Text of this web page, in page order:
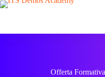
Offerta